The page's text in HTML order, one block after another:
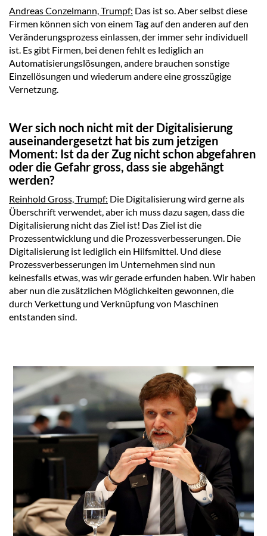
Andreas Conzelmann, Trumpf: Das ist so. Aber selbst diese
Firmen können sich von einem Tag auf den anderen auf den
Veränderungsprozess einlassen, der immer sehr individuell
ist. Es gibt Firmen, bei denen fehlt es lediglich an
Automatisierungslösungen, andere brauchen sonstige
Einzellösungen und wiederum andere eine grosszügige
Vernetzung.
Wer sich noch nicht mit der Digitalisierung
auseinandergesetzt hat bis zum jetzigen
Moment: Ist da der Zug nicht schon abgefahren
oder die Gefahr gross, dass sie abgehängt
werden?
Reinhold Gross, Trumpf: Die Digitalisierung wird gerne als
Überschrift verwendet, aber ich muss dazu sagen, dass die
Digitalisierung nicht das Ziel ist! Das Ziel ist die
Prozessentwicklung und die Prozessverbesserungen. Die
Digitalisierung ist lediglich ein Hilfsmittel. Und diese
Prozessverbesserungen im Unternehmen sind nun
keinesfalls etwas, was wir gerade erfunden haben. Wir haben
aber nun die zusätzlichen Möglichkeiten gewonnen, die
durch Verkettung und Verknüpfung von Maschinen
entstanden sind.